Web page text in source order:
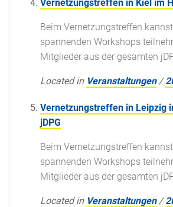
Vernetzungstreffen in Kiel im
Beim Vernetzungstreffen
spannenden Workshops
Mitglieder aus der gesamten
Located in Veranstaltungen /
Vernetzungstreffen in Leipzig
jDPG
Beim Vernetzungstreffen
spannenden Workshops
Mitglieder aus der gesamten
Located in Veranstaltungen /